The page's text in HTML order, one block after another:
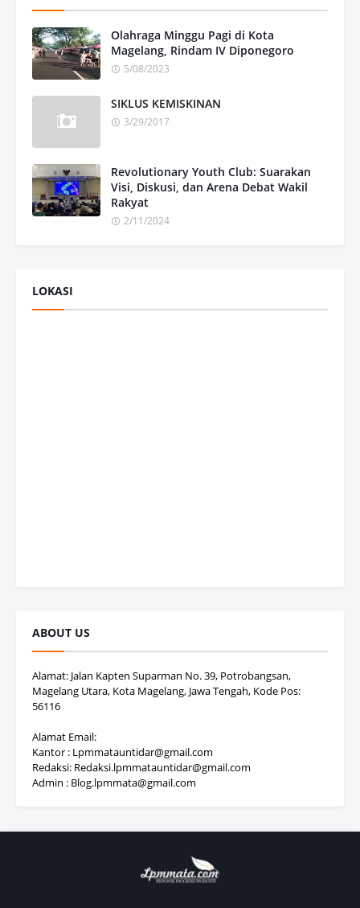
Olahraga Minggu Pagi di Kota
Magelang, Rindam IV Diponegoro
5/08/2023
SIKLUS KEMISKINAN
3/29/2017
Revolutionary Youth Club: Suarakan
Visi, Diskusi, dan Arena Debat Wakil
Rakyat
2/11/2024
LOKASI
ABOUT US
Alamat: Jalan Kapten Suparman No. 39, Potrobangsan,
Magelang Utara, Kota Magelang, Jawa Tengah, Kode Pos:
56116
Alamat Email:
Kantor : Lpmmatauntidar@gmail.com
Redaksi: Redaksi.lpmmatauntidar@gmail.com
Admin : Blog.lpmmata@gmail.com